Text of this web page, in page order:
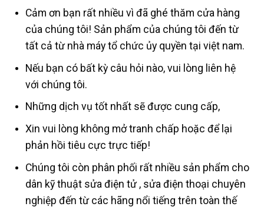
Cảm ơn bạn rất nhiều vì đã ghé thăm cửa hàng
của chúng tôi! Sản phẩm của chúng tôi đến từ
tất cả từ nhà máy tổ chức ủy quyền tại việt nam.
Nếu bạn có bất kỳ câu hỏi nào, vui lòng liên hệ
với chúng tôi.
Những dịch vụ tốt nhất sẽ được cung cấp,
Xin vui lòng không mở tranh chấp hoặc để lại
phản hồi tiêu cực trực tiếp!
Chúng tôi còn phân phối rất nhiều sản phẩm cho
dân kỹ thuật sửa điện tử , sửa điện thoại chuyên
nghiệp đến từ các hãng nổi tiếng trên toàn thế